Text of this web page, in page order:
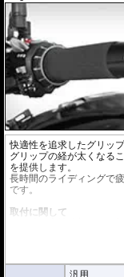
快適性を追求したグリッ
グリップの経が太くなる
を提供します。
長時間のライディングで
です。
取付に関して
※中性洗剤が多すぎると
正しく装着すれば容易に
使用時の安全のため乾燥
汎用